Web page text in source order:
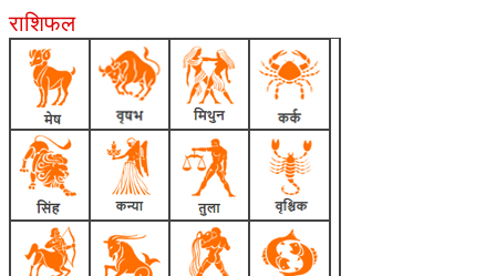
राशिफल